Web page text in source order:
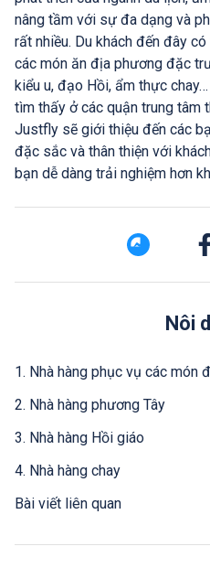
nâng tầm với sự đa dạng và
rất nhiều. Du khách đến đây
các món ăn địa phương đặc
kiểu u, đạo Hồi, ẩm thực
tìm thấy ở các quận trung tâm
Justfly sẽ giới thiệu đến các
đặc sắc và thân thiện với
bạn dễ dàng trải nghiệm hơn
Nôi
1. Nhà hàng phục vụ các món
2. Nhà hàng phương Tây
3. Nhà hàng Hồi giáo
4. Nhà hàng chay
Bài viết liên quan